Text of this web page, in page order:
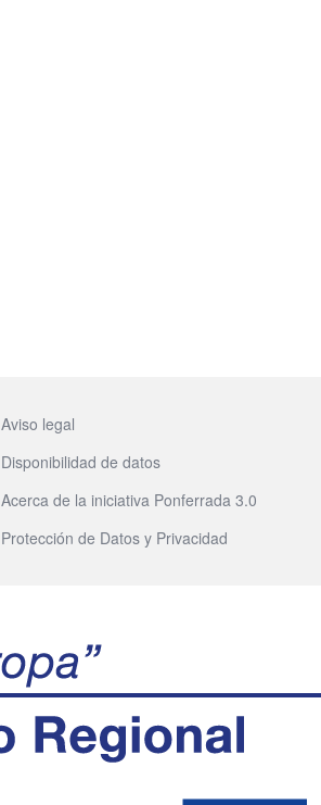
Aviso legal
Disponibilidad de datos
Acerca de la iniciativa Ponferrada 3.0
Protección de Datos y Privacidad